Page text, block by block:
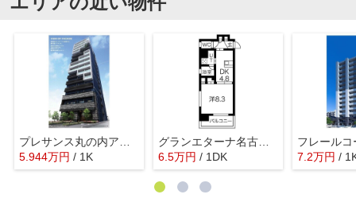
5.944万円 / 1K
グランエターナ名古屋鶴舞
6.5万円 / 1DK
フレール
7.2万円 /